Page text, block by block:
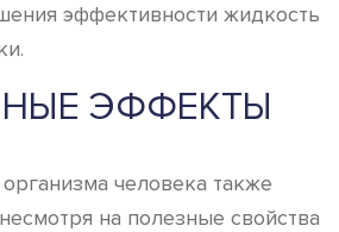
эффективности жидкость
ЭФФЕКТЫ
человека также
на полезные свойства